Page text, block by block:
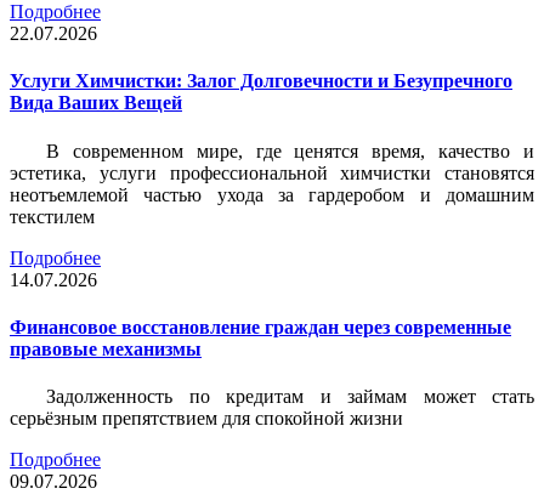
Подробнее
22.07.2026
Услуги Химчистки: Залог Долговечности и Безупречного
Вида Ваших Вещей
В современном мире, где ценятся время, качество и
эстетика, услуги профессиональной химчистки становятся
неотъемлемой частью ухода за гардеробом и домашним
текстилем
Подробнее
14.07.2026
Финансовое восстановление граждан через современные
правовые механизмы
Задолженность по кредитам и займам может стать
серьёзным препятствием для спокойной жизни
Подробнее
09.07.2026